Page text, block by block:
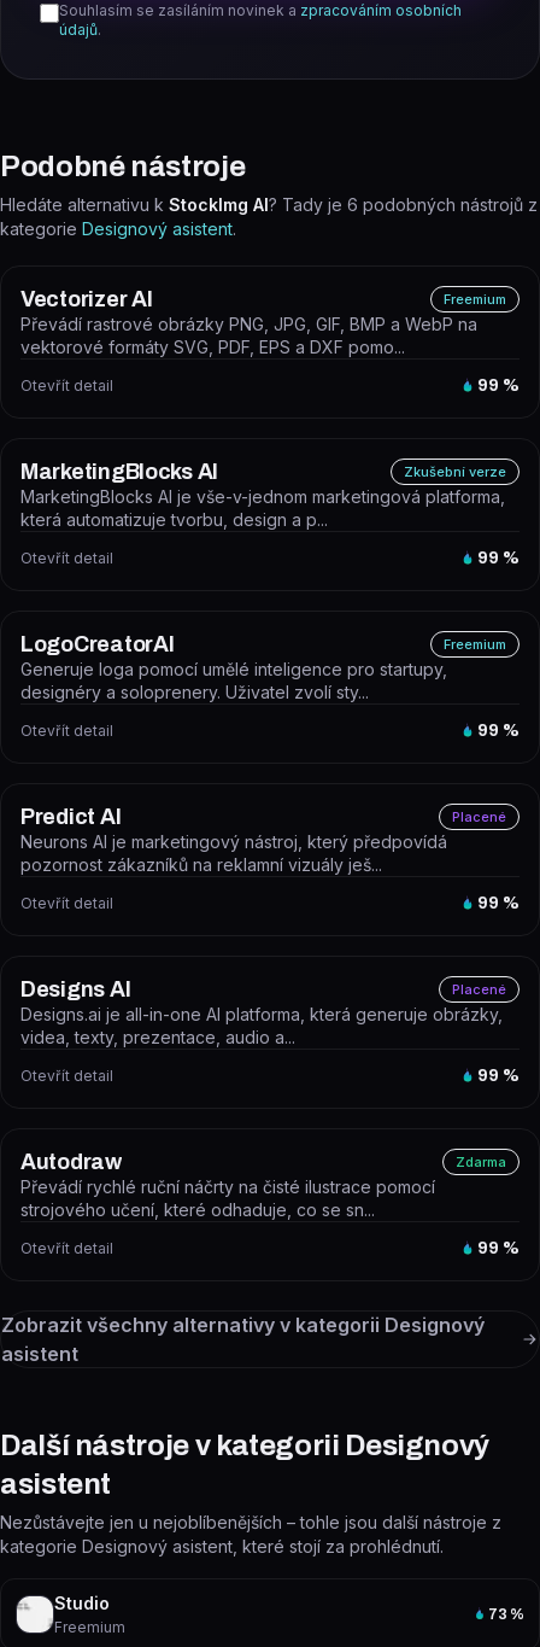
Souhlasím se zasíláním novinek a zpracováním osobních
údajů.
Podobné nástroje
Hledáte alternativu k StockImg AI? Tady je 6 podobných nástrojů z
kategorie Designový asistent.
Vectorizer AI Freemium
Převádí rastrové obrázky PNG, JPG, GIF, BMP a WebP na
vektorové formáty SVG, PDF, EPS a DXF pomo...
Otevřít detail 99 %
MarketingBlocks AI Zkušební verze
MarketingBlocks AI je vše-v-jednom marketingová platforma,
která automatizuje tvorbu, design a p...
Otevřít detail 99 %
LogoCreatorAI Freemium
Generuje loga pomocí umělé inteligence pro startupy,
designéry a soloprenery. Uživatel zvolí sty...
Otevřít detail 99 %
Predict AI Placené
Neurons AI je marketingový nástroj, který předpovídá
pozornost zákazníků na reklamní vizuály ješ...
Otevřít detail 99 %
Designs AI Placené
Designs.ai je all-in-one AI platforma, která generuje obrázky,
videa, texty, prezentace, audio a...
Otevřít detail 99 %
Autodraw Zdarma
Převádí rychlé ruční náčrty na čisté ilustrace pomocí
strojového učení, které odhaduje, co se sn...
Otevřít detail 99 %
Zobrazit všechny alternativy v kategorii Designový
asistent
Další nástroje v kategorii Designový
asistent
Nezůstávejte jen u nejoblíbenějších – tohle jsou další nástroje z
kategorie Designový asistent, které stojí za prohlédnutí.
Studio
Freemium
73 %